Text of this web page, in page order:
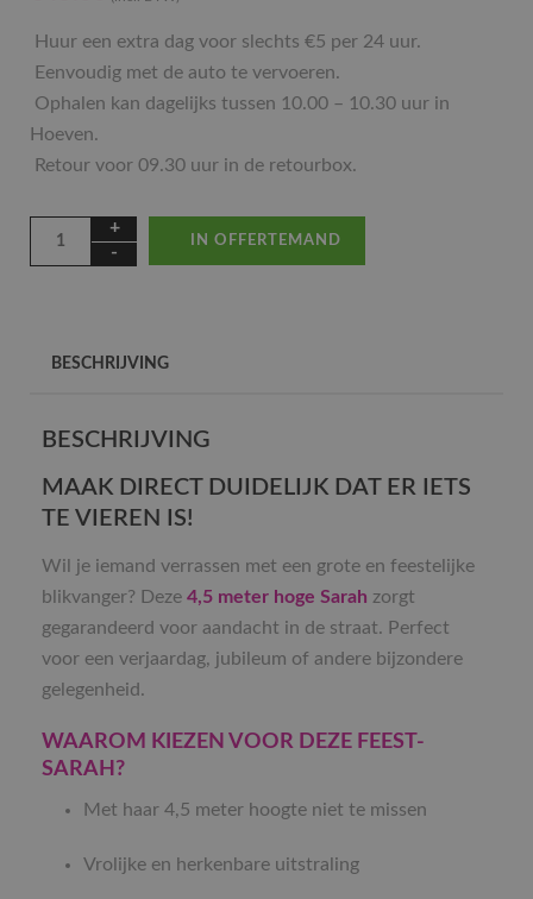
Huur een extra dag voor slechts €5 per 24 uur.
Eenvoudig met de auto te vervoeren.
Ophalen kan dagelijks tussen 10.00 – 10.30 uur in
Hoeven.
Retour voor 09.30 uur in de retourbox.
IN OFFERTEMAND
BESCHRIJVING
BESCHRIJVING
MAAK DIRECT DUIDELIJK DAT ER IETS
TE VIEREN IS!
Wil je iemand verrassen met een grote en feestelijke
blikvanger? Deze 4,5 meter hoge Sarah zorgt
gegarandeerd voor aandacht in de straat. Perfect
voor een verjaardag, jubileum of andere bijzondere
gelegenheid.
WAAROM KIEZEN VOOR DEZE FEEST-
SARAH?
Met haar 4,5 meter hoogte niet te missen
Vrolijke en herkenbare uitstraling